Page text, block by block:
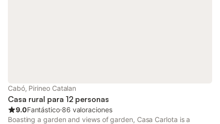
Cabó, Pirineo Catalan
Casa rural para 12 personas
9.0Fantástico⋅86 valoraciones
Boasting a garden and views of garden, Casa Carlota is a